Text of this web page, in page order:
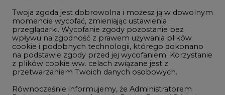
Atom
Fotowoltaika
Offshore wind
Twoja zgoda jest dobrowolna i możesz ją w dowolnym
momencie wycofać, zmieniając ustawienia
przeglądarki. Wycofanie zgody pozostanie bez
wpływu na zgodność z prawem używania plików
cookie i podobnych technologii, którego dokonano
na podstawie zgody przed jej wycofaniem. Korzystanie
z plików cookie ww. celach związane jest z
przetwarzaniem Twoich danych osobowych.
Równocześnie informujemy, że Administratorem